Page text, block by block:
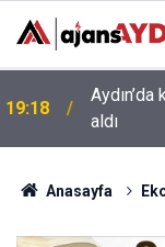
17:34
Anasayfa